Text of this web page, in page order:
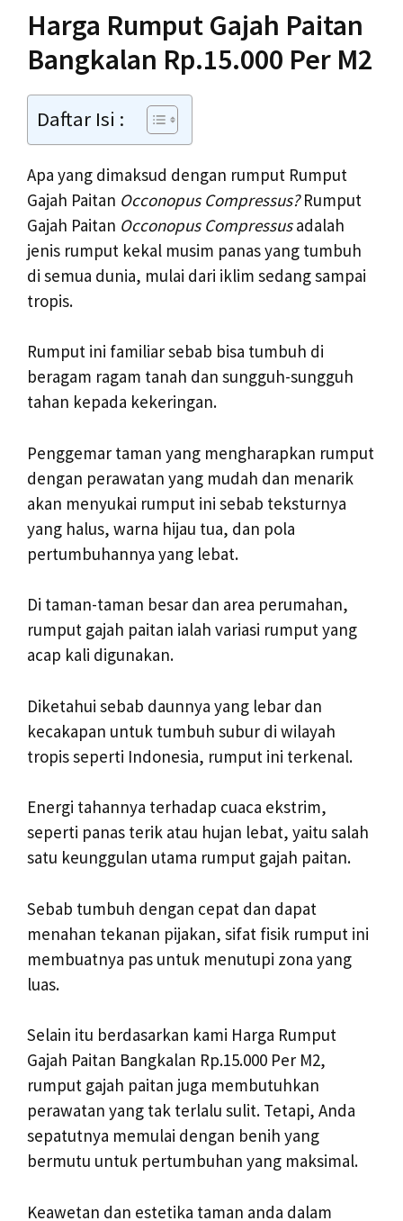
Harga Rumput Gajah Paitan
Bangkalan Rp.15.000 Per M2
Daftar Isi :
Apa yang dimaksud dengan rumput Rumput
Gajah Paitan Occonopus Compressus?Rumput
Gajah Paitan Occonopus Compressusadalah
jenis rumput kekal musim panas yang tumbuh
di semua dunia, mulai dari iklim sedang sampai
tropis.
Rumput ini familiar sebab bisa tumbuh di
beragam ragam tanah dan sungguh-sungguh
tahan kepada kekeringan.
Penggemar taman yang mengharapkan rumput
dengan perawatan yang mudah dan menarik
akan menyukai rumput ini sebab teksturnya
yang halus, warna hijau tua, dan pola
pertumbuhannya yang lebat.
Di taman-taman besar dan area perumahan,
rumput gajah paitan ialah variasi rumput yang
acap kali digunakan.
Diketahui sebab daunnya yang lebar dan
kecakapan untuk tumbuh subur di wilayah
tropis seperti Indonesia, rumput ini terkenal.
Energi tahannya terhadap cuaca ekstrim,
seperti panas terik atau hujan lebat, yaitu salah
satu keunggulan utama rumput gajah paitan.
Sebab tumbuh dengan cepat dan dapat
menahan tekanan pijakan, sifat fisik rumput ini
membuatnya pas untuk menutupi zona yang
luas.
Selain itu berdasarkan kami Harga Rumput
Gajah Paitan Bangkalan Rp.15.000 Per M2,
rumput gajah paitan juga membutuhkan
perawatan yang tak terlalu sulit. Tetapi, Anda
sepatutnya memulai dengan benih yang
bermutu untuk pertumbuhan yang maksimal.
Keawetan dan estetika taman anda dalam